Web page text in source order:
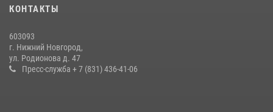
13 июля 2026, 06:45
более 600 раз по сигналу «тревога»
20 июля 2026, 12:26
КОНТАКТЫ
603093
г. Нижний Новгород,
ул. Родионова д. 47
Пресс-служба + 7 (831) 436-41-06